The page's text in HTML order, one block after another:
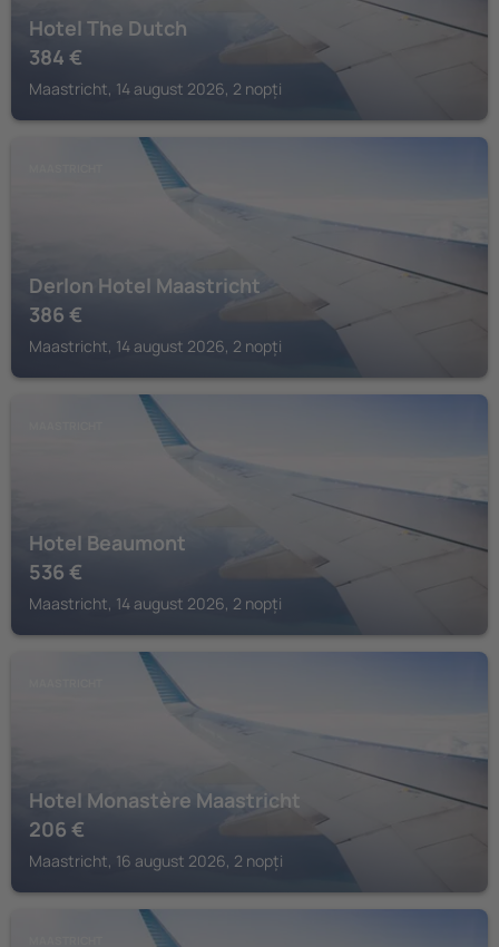
Hotel The Dutch
384 €
Maastricht, 14 august 2026, 2 nopți
Derlon Hotel Maastricht
386 €
Maastricht, 14 august 2026, 2 nopți
Hotel Beaumont
536 €
Maastricht, 14 august 2026, 2 nopți
Hotel Monastère Maastricht
206 €
Maastricht, 16 august 2026, 2 nopți